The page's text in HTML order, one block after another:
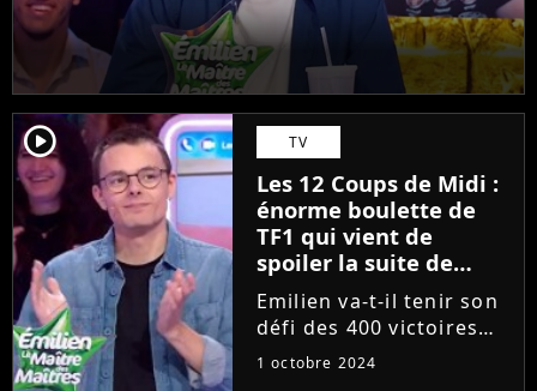
player2 TV
Les 12 Coups de Midi :
énorme boulette de
TF1 qui vient de
spoiler la suite de
l'émission, bientôt la
fin pour Emilien ?
Emilien va-t-il tenir son
défi des 400 victoires
dans Les 12 Coups de
1 octobre 2024